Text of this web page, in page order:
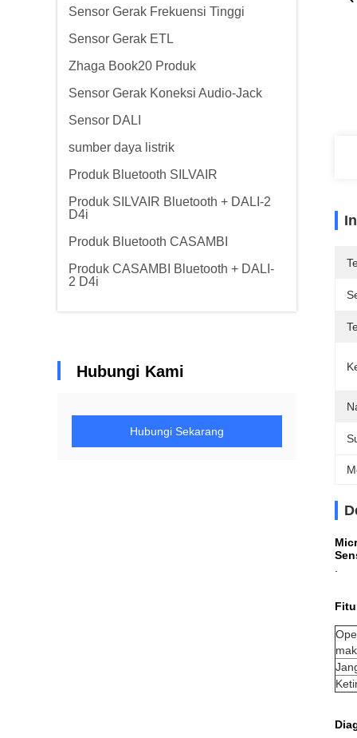
Sensor Gerak Frekuensi Tinggi
Sensor Gerak ETL
Zhaga Book20 Produk
Sensor Gerak Koneksi Audio-Jack
Sensor DALI
sumber daya listrik
Produk Bluetooth SILVAIR
Produk SILVAIR Bluetooth + DALI-2
D4i
Produk Bluetooth CASAMBI
Produk CASAMBI Bluetooth + DALI-
2 D4i
Hubungi Kami
Hubungi Sekarang